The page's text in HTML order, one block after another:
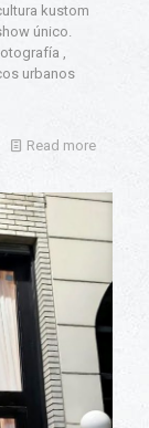
kustom
único.
,
urbanos
Read more